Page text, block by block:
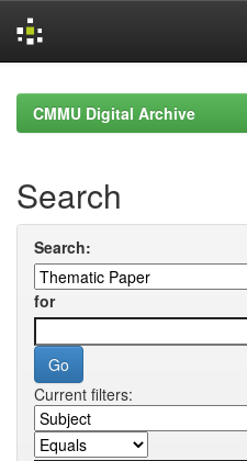
navigationCMMU Digital Archive
Search
Search:
for
Current filters: